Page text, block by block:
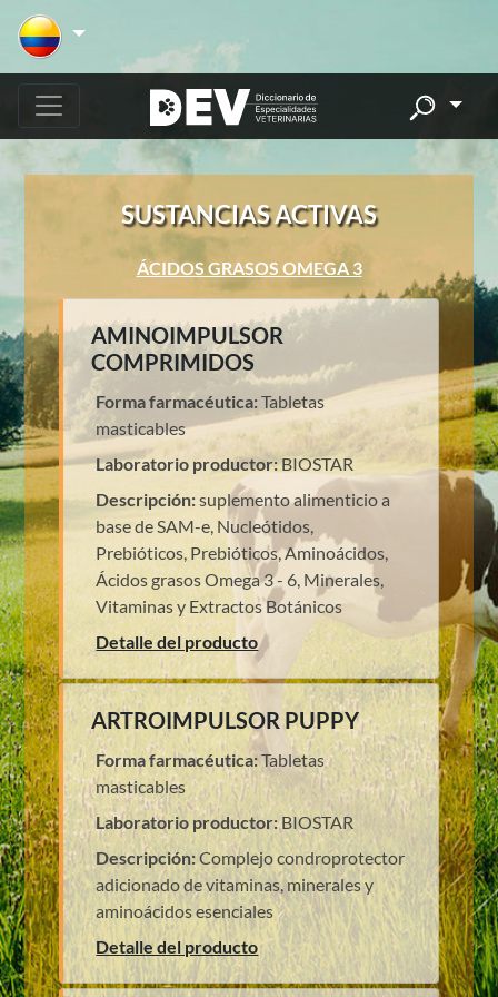
SUSTANCIAS ACTIVAS
ÁCIDOS GRASOS OMEGA 3
AMINOIMPULSOR
COMPRIMIDOS
Forma farmacéutica:Tabletas
masticables
Laboratorio productor:BIOSTAR
Descripción:suplemento alimenticio a
base de SAM-e, Nucleótidos,
Prebióticos, Prebióticos, Aminoácidos,
Ácidos grasos Omega 3 - 6, Minerales,
Vitaminas y Extractos Botánicos
Detalle del producto
ARTROIMPULSOR PUPPY
Forma farmacéutica:Tabletas
masticables
Laboratorio productor:BIOSTAR
Descripción:Complejo condroprotector
adicionado de vitaminas, minerales y
aminoácidos esenciales
Detalle del producto